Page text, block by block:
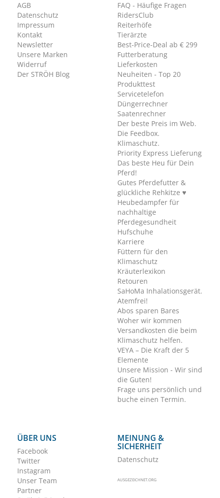
AGB
Datenschutz
Impressum
Kontakt
Newsletter
Unsere Marken
Widerruf
Der STRÖH Blog
FAQ - Häufige Fragen
RidersClub
Reiterhöfe
Tierärzte
Best-Price-Deal ab € 299
Futterberatung
Lieferkosten
Neuheiten - Top 20
Produkttest
Servicetelefon
Düngerrechner
Saatenrechner
Der beste Preis im Web.
Die Feedbox.
Klimaschutz.
Priority Express Lieferung
Das beste Heu für Dein
Pferd!
Gutes Pferdefutter &
glückliche Rehkitze ♥
Heubedampfer für
nachhaltige
Pferdegesundheit
Hufschuhe
Karriere
Füttern für den
Klimaschutz
Kräuterlexikon
Retouren
SaHoMa Inhalationsgerät.
Atemfrei!
Abos sparen Bares
Woher wir kommen
Versandkosten die beim
Klimaschutz helfen.
VEYA – Die Kraft der 5
Elemente
Unsere Mission - Wir sind
die Guten!
Frage uns persönlich und
buche einen Termin.
ÜBER UNS
Facebook
Twitter
Instagram
Unser Team
Partner
MEINUNG &
SICHERHEIT
Datenschutz
AUSGEZEICHNET.ORG